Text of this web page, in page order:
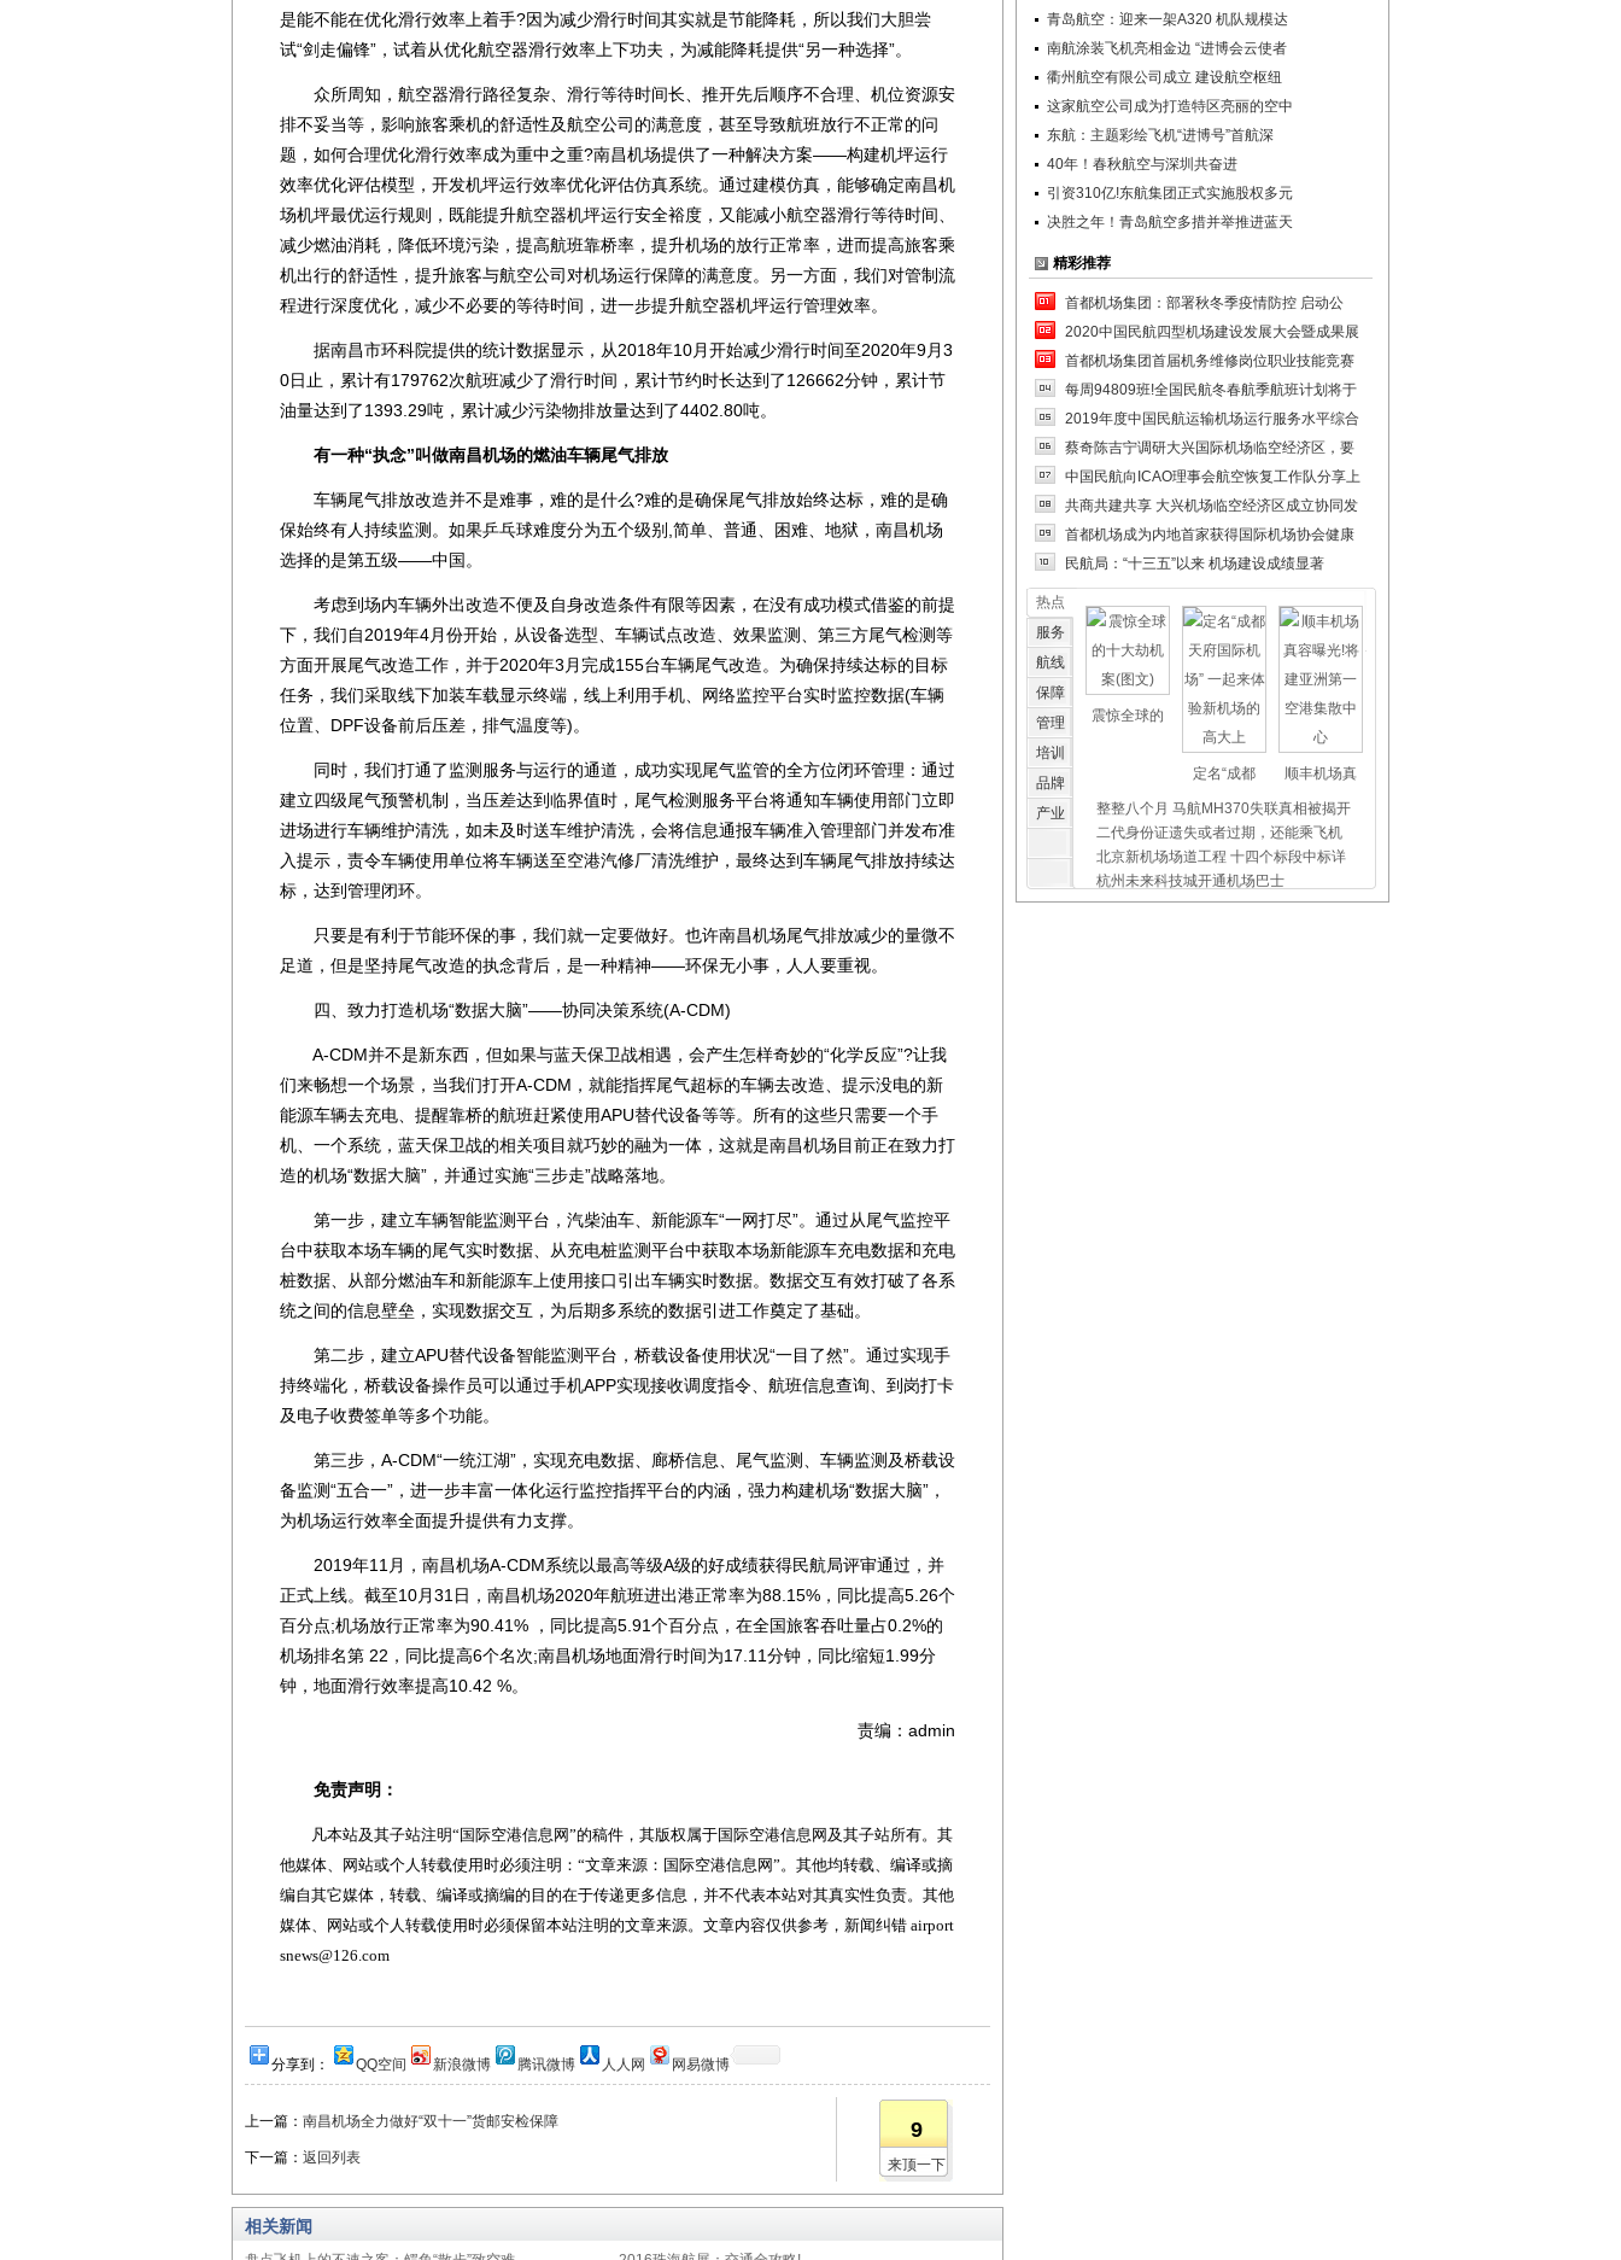
是能不能在优化滑行效率上着手?因为减少滑行时间其实就是节能降耗，所以我们大胆尝
试“剑走偏锋”，试着从优化航空器滑行效率上下功夫，为减能降耗提供“另一种选择”。
众所周知，航空器滑行路径复杂、滑行等待时间长、推开先后顺序不合理、机位资源安
排不妥当等，影响旅客乘机的舒适性及航空公司的满意度，甚至导致航班放行不正常的问
题，如何合理优化滑行效率成为重中之重?南昌机场提供了一种解决方案——构建机坪运行
效率优化评估模型，开发机坪运行效率优化评估仿真系统。通过建模仿真，能够确定南昌机
场机坪最优运行规则，既能提升航空器机坪运行安全裕度，又能减小航空器滑行等待时间、
减少燃油消耗，降低环境污染，提高航班靠桥率，提升机场的放行正常率，进而提高旅客乘
机出行的舒适性，提升旅客与航空公司对机场运行保障的满意度。另一方面，我们对管制流
程进行深度优化，减少不必要的等待时间，进一步提升航空器机坪运行管理效率。
据南昌市环科院提供的统计数据显示，从2018年10月开始减少滑行时间至2020年9月3
0日止，累计有179762次航班减少了滑行时间，累计节约时长达到了126662分钟，累计节
油量达到了1393.29吨，累计减少污染物排放量达到了4402.80吨。
有一种“执念”叫做南昌机场的燃油车辆尾气排放
车辆尾气排放改造并不是难事，难的是什么?难的是确保尾气排放始终达标，难的是确
保始终有人持续监测。如果乒乓球难度分为五个级别,简单、普通、困难、地狱，南昌机场
选择的是第五级——中国。
考虑到场内车辆外出改造不便及自身改造条件有限等因素，在没有成功模式借鉴的前提
下，我们自2019年4月份开始，从设备选型、车辆试点改造、效果监测、第三方尾气检测等
方面开展尾气改造工作，并于2020年3月完成155台车辆尾气改造。为确保持续达标的目标
任务，我们采取线下加装车载显示终端，线上利用手机、网络监控平台实时监控数据(车辆
位置、DPF设备前后压差，排气温度等)。
同时，我们打通了监测服务与运行的通道，成功实现尾气监管的全方位闭环管理：通过
建立四级尾气预警机制，当压差达到临界值时，尾气检测服务平台将通知车辆使用部门立即
进场进行车辆维护清洗，如未及时送车维护清洗，会将信息通报车辆准入管理部门并发布准
入提示，责令车辆使用单位将车辆送至空港汽修厂清洗维护，最终达到车辆尾气排放持续达
标，达到管理闭环。
只要是有利于节能环保的事，我们就一定要做好。也许南昌机场尾气排放减少的量微不
足道，但是坚持尾气改造的执念背后，是一种精神——环保无小事，人人要重视。
四、致力打造机场“数据大脑”——协同决策系统(A-CDM)
A-CDM并不是新东西，但如果与蓝天保卫战相遇，会产生怎样奇妙的“化学反应”?让我
们来畅想一个场景，当我们打开A-CDM，就能指挥尾气超标的车辆去改造、提示没电的新
能源车辆去充电、提醒靠桥的航班赶紧使用APU替代设备等等。所有的这些只需要一个手
机、一个系统，蓝天保卫战的相关项目就巧妙的融为一体，这就是南昌机场目前正在致力打
造的机场“数据大脑”，并通过实施“三步走”战略落地。
第一步，建立车辆智能监测平台，汽柴油车、新能源车“一网打尽”。通过从尾气监控平
台中获取本场车辆的尾气实时数据、从充电桩监测平台中获取本场新能源车充电数据和充电
桩数据、从部分燃油车和新能源车上使用接口引出车辆实时数据。数据交互有效打破了各系
统之间的信息壁垒，实现数据交互，为后期多系统的数据引进工作奠定了基础。
第二步，建立APU替代设备智能监测平台，桥载设备使用状况“一目了然”。通过实现手
持终端化，桥载设备操作员可以通过手机APP实现接收调度指令、航班信息查询、到岗打卡
及电子收费签单等多个功能。
第三步，A-CDM“一统江湖”，实现充电数据、廊桥信息、尾气监测、车辆监测及桥载设
备监测“五合一”，进一步丰富一体化运行监控指挥平台的内涵，强力构建机场“数据大脑”，
为机场运行效率全面提升提供有力支撑。
2019年11月，南昌机场A-CDM系统以最高等级A级的好成绩获得民航局评审通过，并
正式上线。截至10月31日，南昌机场2020年航班进出港正常率为88.15%，同比提高5.26个
百分点;机场放行正常率为90.41% ，同比提高5.91个百分点，在全国旅客吞吐量占0.2%的
机场排名第 22，同比提高6个名次;南昌机场地面滑行时间为17.11分钟，同比缩短1.99分
钟，地面滑行效率提高10.42 %。
责编：admin
免责声明：
凡本站及其子站注明“国际空港信息网”的稿件，其版权属于国际空港信息网及其子站所有。其
他媒体、网站或个人转载使用时必须注明：“文章来源：国际空港信息网”。其他均转载、编译或摘
编自其它媒体，转载、编译或摘编的目的在于传递更多信息，并不代表本站对其真实性负责。其他
媒体、网站或个人转载使用时必须保留本站注明的文章来源。文章内容仅供参考，新闻纠错 airport
snews@126.com
分享到： QQ空间 新浪微博 腾讯微博 人人网 网易微博
上一篇： 南昌机场全力做好“双十一”货邮安检保障
下一篇： 返回列表
9
来顶一下
相关新闻
青岛航空：迎来一架A320 机队规模达
南航涂装飞机亮相金边 “进博会云使者
衢州航空有限公司成立 建设航空枢纽
这家航空公司成为打造特区亮丽的空中
东航：主题彩绘飞机“进博号”首航深
40年！春秋航空与深圳共奋进
引资310亿!东航集团正式实施股权多元
决胜之年！青岛航空多措并举推进蓝天
精彩推荐
首都机场集团：部署秋冬季疫情防控 启动公
2020中国民航四型机场建设发展大会暨成果展
首都机场集团首届机务维修岗位职业技能竞赛
每周94809班!全国民航冬春航季航班计划将于
2019年度中国民航运输机场运行服务水平综合
蔡奇陈吉宁调研大兴国际机场临空经济区，要
中国民航向ICAO理事会航空恢复工作队分享上
共商共建共享 大兴机场临空经济区成立协同发
首都机场成为内地首家获得国际机场协会健康
民航局：“十三五”以来 机场建设成绩显著
热点
服务
航线
保障
管理
培训
品牌
产业
震惊全球的
定名“成都 顺丰机场真
整整八个月 马航MH370失联真相被揭开
二代身份证遗失或者过期，还能乘飞机
北京新机场场道工程 十四个标段中标详
杭州未来科技城开通机场巴士
上海虹桥、浦东机场外币兑换点位置介